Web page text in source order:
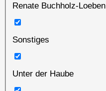
Renate Buchholz-Loeben
Sonstiges
Unter der Haube